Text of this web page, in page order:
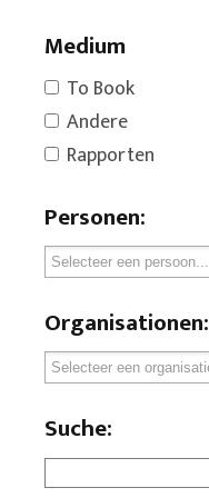
Medium
To Book
Andere
Rapporten
Personen:
Organisationen:
Suche: